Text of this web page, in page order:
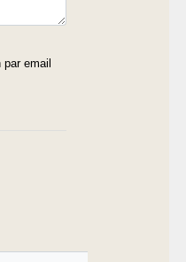
email